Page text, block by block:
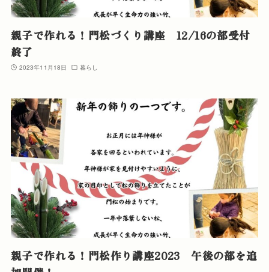
親子で作れる！門松づくり講座 12/16の部受付
終了
2023年11月18日 暮らし
親子で作れる！門松作り講座2023 午後の部を追